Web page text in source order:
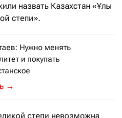
назвать Казахстан «Ұлы
степи».
Нужно менять
и покупать
«Атамекен» проводит форум
→
степи невозможна